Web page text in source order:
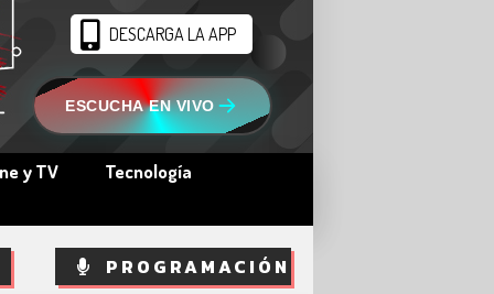
DESCARGA LA APP
ESCUCHA EN VIVO
y TV Tecnología
PROGRAMACIÓN